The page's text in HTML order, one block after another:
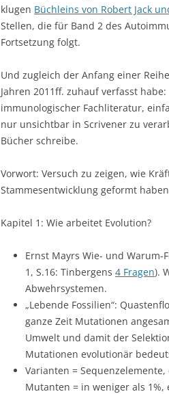
klugen Büchleins von Robert Jack
Stellen, die für Band 2 des
Fortsetzung folgt.
Und zugleich der Anfang einer
Jahren 2011ff. zuhauf verfasst
immunologischer Fachliteratur,
nur unsichtbar in Scrivener zu
Bücher schreibe.
Vorwort: Versuch zu zeigen, wie
Stammesentwicklung geformt
Kapitel 1: Wie arbeitet Evolution?
Ernst Mayrs Wie- und Warum-
1, S.16: Tinbergens 4 Fragen).
Abwehrsystemen.
„Lebende Fossilien“:
ganze Zeit Mutationen
Umwelt und damit der
Mutationen evolutionär
Varianten =
Mutanten = in weniger als